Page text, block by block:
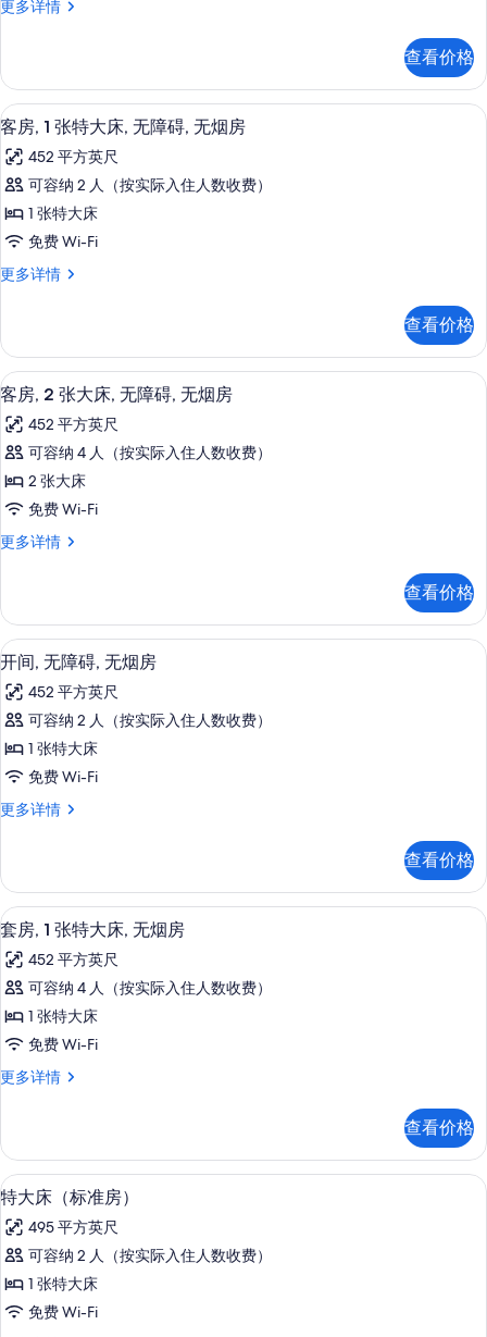
片
信
特
床,
无
烟
房
的
所
有
照
更多详情
开
特
大
床,
烟
房
多
信
查看价格
显
示
客
房,
1
张
特
床,
无
障
碍,
无
烟
房
的
照
片
高档床上用品、遮光窗帘、熨斗/熨衣
8
客房, 1 张特大床, 无障碍, 无烟房
452 平方英尺
可容纳 2 人（按实际入住人数收费）
1 张特大床
免费 Wi-Fi
更多详情
客
特
大
床,
障
碍,
烟
房
多
查看价格
显
示
客
房,
2
张
大
无
障
碍,
无
烟
房
的
所
片
高档床上用品、遮光窗帘、熨斗/熨衣
9
客房, 2 张大床, 无障碍, 无烟房
452 平方英尺
可容纳 4 人（按实际入住人数收费）
2 张大床
免费 Wi-Fi
更多详情
客
大
床,
无
碍,
无
房
更
信
查看价格
显
示
开
间,
无
碍,
烟
房
的
所
有
照
片
高档床上用品、遮光窗帘、熨斗/熨衣
9
开间, 无障碍, 无烟房
452 平方英尺
可容纳 2 人（按实际入住人数收费）
1 张特大床
免费 Wi-Fi
更多详情
开
碍,
无
烟
更
多
息
查看价格
显
示
套
房,
1
张
特
床,
无
烟
房
的
所
有
套房, 1 张特大床, 无烟房 | 高档床上
8
套房, 1 张特大床, 无烟房
452 平方英尺
可容纳 4 人（按实际入住人数收费）
1 张特大床
免费 Wi-Fi
更多详情
套
特
大
床,
烟
房
多
信
查看价格
显
示
特
大
床
（标
特大床（标准房） | 高档床上用品、
7
特大床（标准房）
495 平方英尺
可容纳 2 人（按实际入住人数收费）
1 张特大床
免费 Wi-Fi